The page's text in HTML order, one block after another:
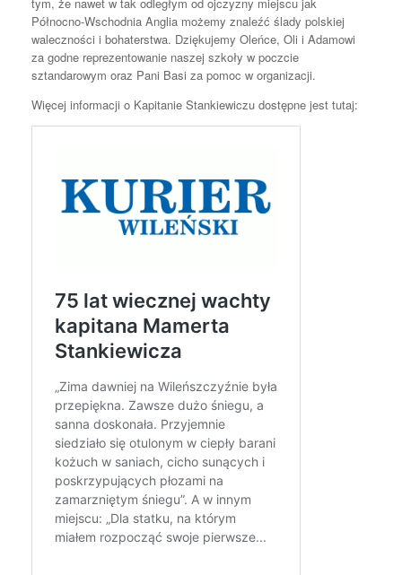
Północno-Wschodnia Anglia możemy znaleźć ślady polskiej
waleczności i bohaterstwa. Dziękujemy Oleńce, Oli i Adamowi
za godne reprezentowanie naszej szkoły w poczcie
sztandarowym oraz Pani Basi za pomoc w organizacji.
Więcej informacji o Kapitanie Stankiewiczu dostępne jest tutaj: